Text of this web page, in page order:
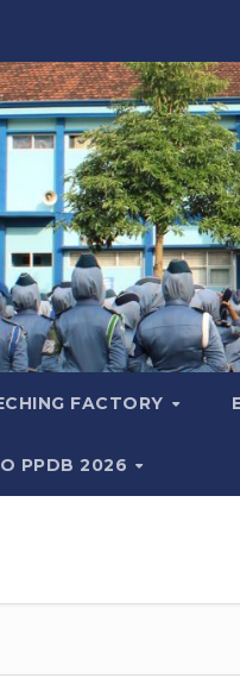
FACTORY
PPDB 2026